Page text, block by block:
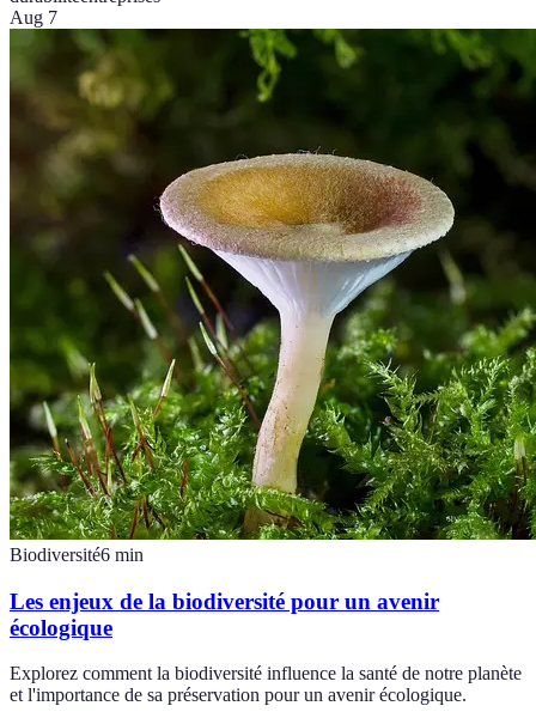
Aug 7
Biodiversité6 min
Les enjeux de la biodiversité pour un avenir
écologique
Explorez comment la biodiversité influence la santé de notre planète
et l'importance de sa préservation pour un avenir écologique.